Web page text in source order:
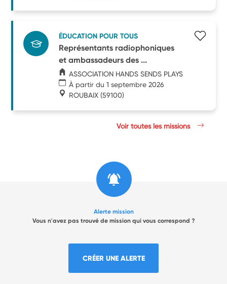
ÉDUCATION POUR TOUS
Représentants radiophoniques
et ambassadeurs des ...
ASSOCIATION HANDS SENDS PLAYS
À partir du 1 septembre 2026
ROUBAIX (59100)
Voir toutes les missions
Alerte mission
Vous n'avez pas trouvé de mission qui vous correspond ?
CRÉER UNE ALERTE